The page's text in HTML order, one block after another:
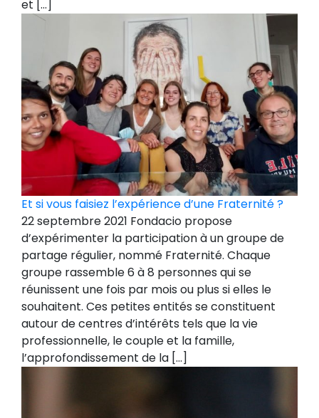
et […]
Et si vous faisiez l’expérience d’une Fraternité ?
22 septembre 2021 Fondacio propose
d’expérimenter la participation à un groupe de
partage régulier, nommé Fraternité. Chaque
groupe rassemble 6 à 8 personnes qui se
réunissent une fois par mois ou plus si elles le
souhaitent. Ces petites entités se constituent
autour de centres d’intérêts tels que la vie
professionnelle, le couple et la famille,
l’approfondissement de la […]